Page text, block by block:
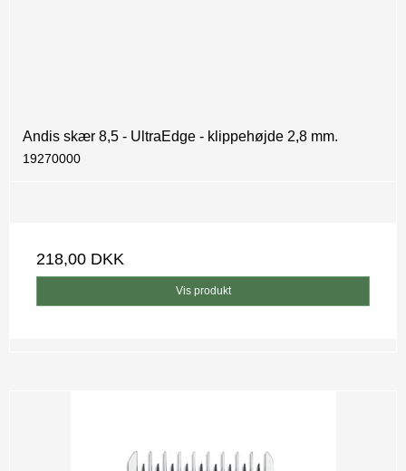
Andis skær 8,5 - UltraEdge - klippehøjde 2,8 mm.
19270000
218,00 DKK
Vis produkt